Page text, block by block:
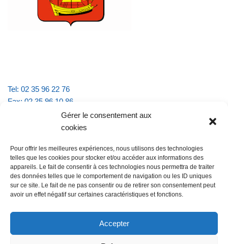
Gérer le consentement aux
cookies
Pour offrir les meilleures expériences, nous utilisons des technologies
telles que les cookies pour stocker et/ou accéder aux informations des
appareils. Le fait de consentir à ces technologies nous permettra de traiter
des données telles que le comportement de navigation ou les ID uniques
sur ce site. Le fait de ne pas consentir ou de retirer son consentement peut
avoir un effet négatif sur certaines caractéristiques et fonctions.
Accepter
Tel: 02 35 96 22 76
Fax: 02 35 96 10 86
Email : mairie.vattevillelarue@wanadoo.fr
lundi et jeudi de 9h à 11h30
mardi et vendredi de 16h à 18h30